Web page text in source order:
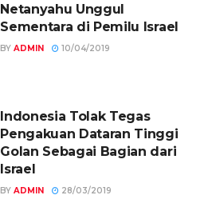
Netanyahu Unggul
Sementara di Pemilu Israel
BY ADMIN 10/04/2019
Indonesia Tolak Tegas
Pengakuan Dataran Tinggi
Golan Sebagai Bagian dari
Israel
BY ADMIN 28/03/2019